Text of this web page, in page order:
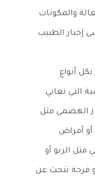
والمكونات
إخبار الطبيب
أنواع
التي تعاني
الهضمي مثل
أو أمراض
مثل الربو أو
أو قرحة نتجت عن